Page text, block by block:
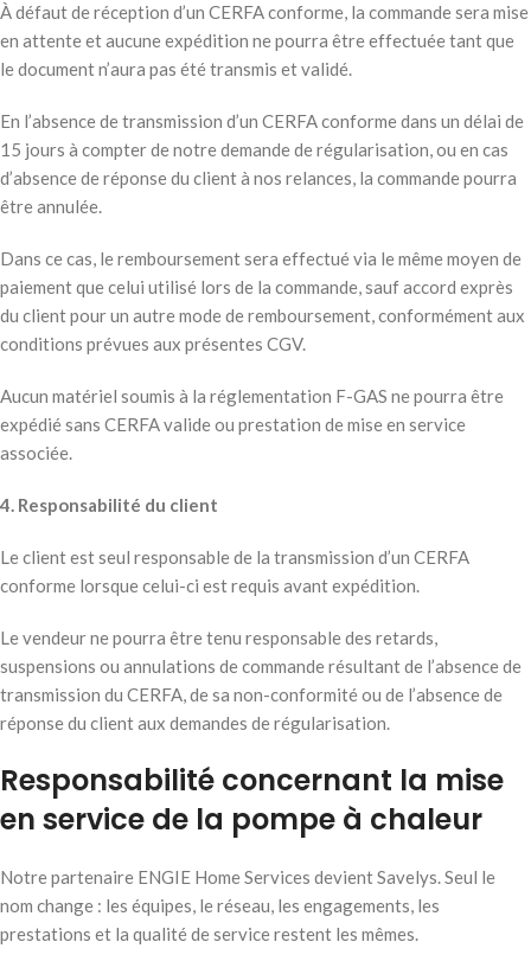
À défaut de réception d’un CERFA conforme, la commande sera mise
en attente et aucune expédition ne pourra être effectuée tant que
le document n’aura pas été transmis et validé.
En l’absence de transmission d’un CERFA conforme dans un délai de
15 jours à compter de notre demande de régularisation, ou en cas
d’absence de réponse du client à nos relances, la commande pourra
être annulée.
Dans ce cas, le remboursement sera effectué via le même moyen de
paiement que celui utilisé lors de la commande, sauf accord exprès
du client pour un autre mode de remboursement, conformément aux
conditions prévues aux présentes CGV.
Aucun matériel soumis à la réglementation F-GAS ne pourra être
expédié sans CERFA valide ou prestation de mise en service
associée.
4. Responsabilité du client
Le client est seul responsable de la transmission d’un CERFA
conforme lorsque celui-ci est requis avant expédition.
Le vendeur ne pourra être tenu responsable des retards,
suspensions ou annulations de commande résultant de l’absence de
transmission du CERFA, de sa non-conformité ou de l’absence de
réponse du client aux demandes de régularisation.
Responsabilité concernant la mise
en service de la pompe à chaleur
Notre partenaire ENGIE Home Services devient Savelys. Seul le
nom change : les équipes, le réseau, les engagements, les
prestations et la qualité de service restent les mêmes.